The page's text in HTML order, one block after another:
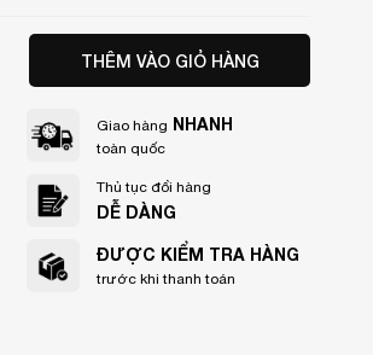
With Logo Applique 8084349
THÊM VÀO GIỎ HÀNG
Giao hàng NHANH
toàn quốc
Thủ tục đổi hàng
DỄ DÀNG
ĐƯỢC KIỂM TRA HÀNG
trước khi thanh toán